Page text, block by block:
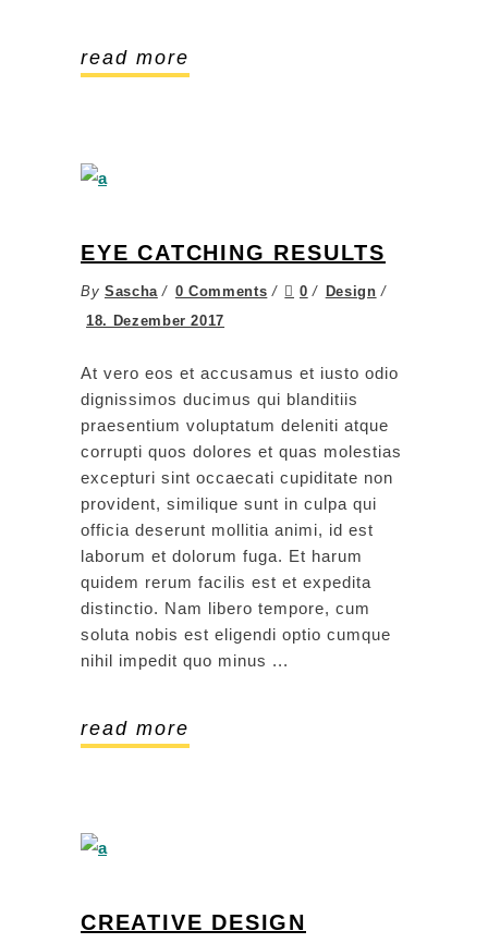
read more
EYE CATCHING RESULTS
By Sascha 0 Comments 0
Design
18. Dezember 2017
At vero eos et accusamus et iusto odio
dignissimos ducimus qui blanditiis
praesentium voluptatum deleniti atque
corrupti quos dolores et quas molestias
excepturi sint occaecati cupiditate non
provident, similique sunt in culpa qui
officia deserunt mollitia animi, id est
laborum et dolorum fuga. Et harum
quidem rerum facilis est et expedita
distinctio. Nam libero tempore, cum
soluta nobis est eligendi optio cumque
nihil impedit quo minus
read more
CREATIVE DESIGN